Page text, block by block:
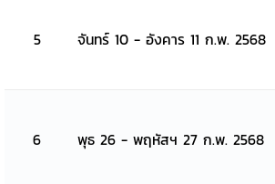
5 จันทร์ 10 - อังคาร 11 ก.พ. 2568
6 พุธ 26 - พฤหัสฯ 27 ก.พ. 2568